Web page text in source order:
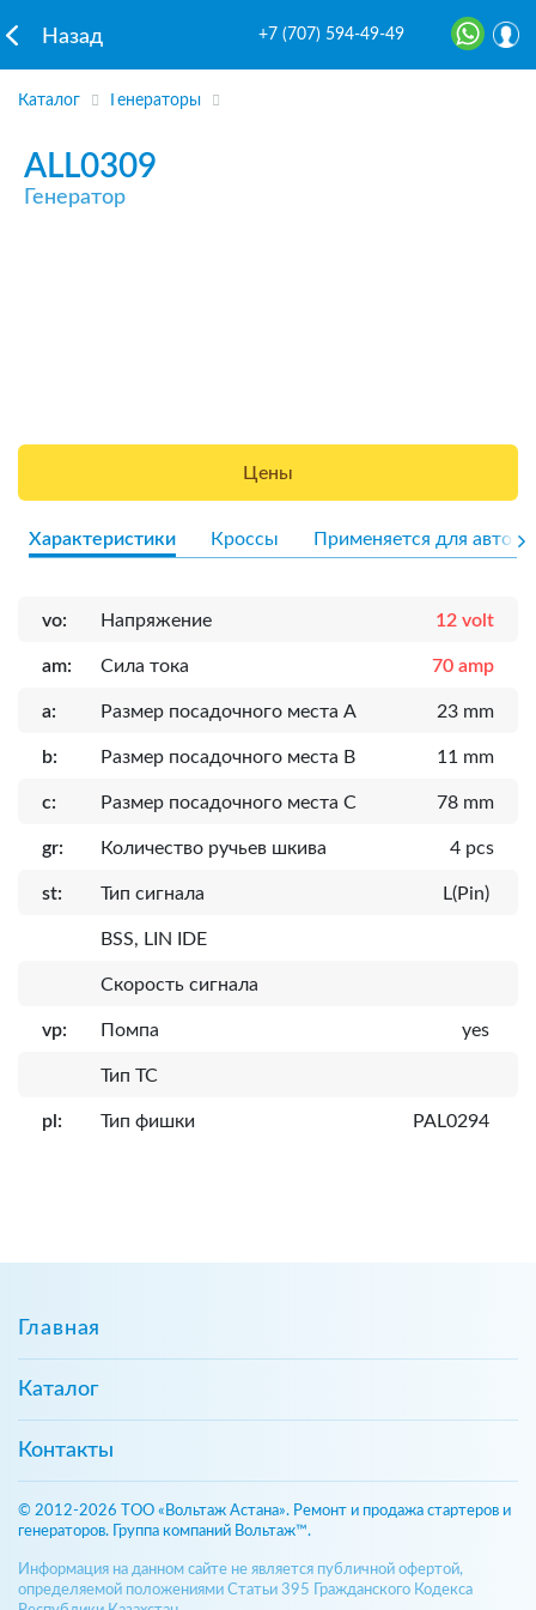
Назад +7 (707) 594-49-49
Каталог Генераторы
ALL0309
Генератор
Цены
Характеристики Кроссы Применяется для авто
vo: Напряжение 12 volt
am: Сила тока 70 amp
a: Размер посадочного места A 23 mm
b: Размер посадочного места B 11 mm
c: Размер посадочного места C 78 mm
gr: Количество ручьев шкива 4 pcs
st: Тип сигнала L(Pin)
BSS, LIN IDE
Скорость сигнала
vp: Помпа yes
Тип ТС
pl: Тип фишки PAL0294
Главная
Каталог
Контакты
© 2012-2026 ТОО «Вольтаж Астана». Ремонт и продажа стартеров и
генераторов. Группа компаний Вольтаж™.
Информация на данном сайте не является публичной офертой,
определяемой положениями Статьи 395 Гражданского Кодекса